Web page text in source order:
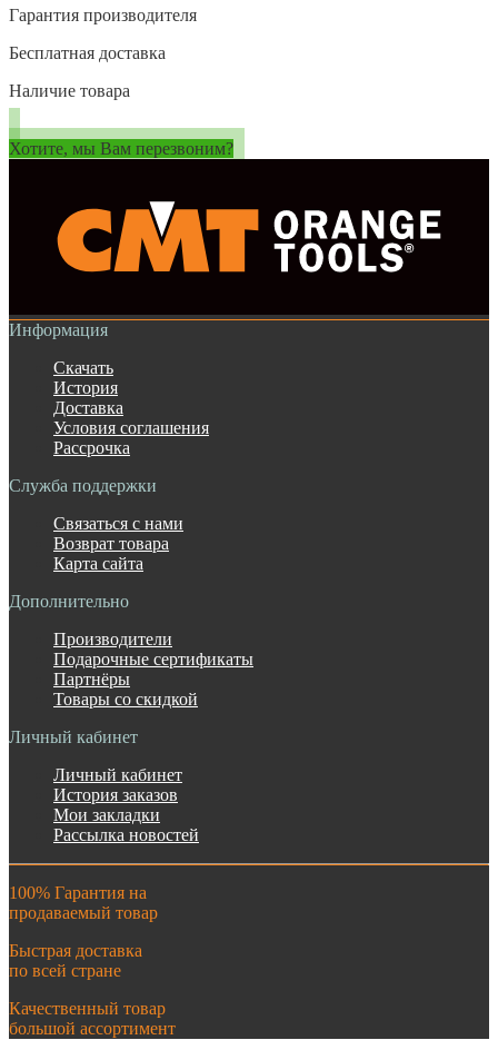
Гарантия производителя
Бесплатная доставка
Наличие товара
Хотите, мы Вам перезвоним?
Информация
Скачать
История
Доставка
Условия соглашения
Рассрочка
Служба поддержки
Связаться с нами
Возврат товара
Карта сайта
Дополнительно
Производители
Подарочные сертификаты
Партнёры
Товары со скидкой
Личный кабинет
Личный кабинет
История заказов
Мои закладки
Рассылка новостей
100% Гарантия на
продаваемый товар
Быстрая доставка
по всей стране
Качественный товар
большой ассортимент